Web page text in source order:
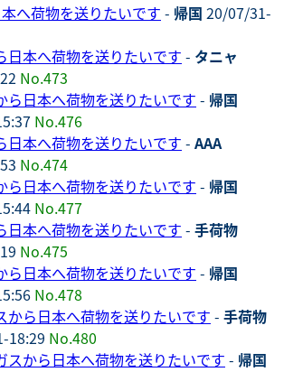
へ荷物を送りたいです - 帰国 20/07/31-
日本へ荷物を送りたいです - タニャ
No.473
ら日本へ荷物を送りたいです - 帰国
No.476
日本へ荷物を送りたいです - AAA
No.474
ら日本へ荷物を送りたいです - 帰国
No.477
日本へ荷物を送りたいです - 手荷物
No.475
ら日本へ荷物を送りたいです - 帰国
No.478
から日本へ荷物を送りたいです - 手荷物
18:29 No.480
スから日本へ荷物を送りたいです - 帰国